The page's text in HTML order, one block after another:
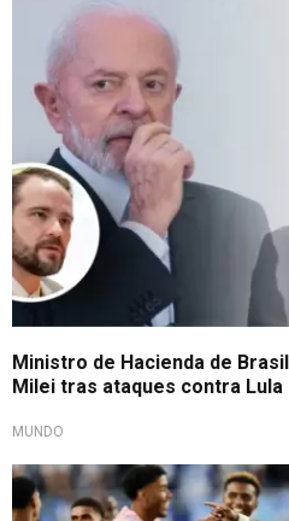
Ministro de Hacienda de
Milei tras ataques contra Lula
MUNDO
Celebra Cabo Verde